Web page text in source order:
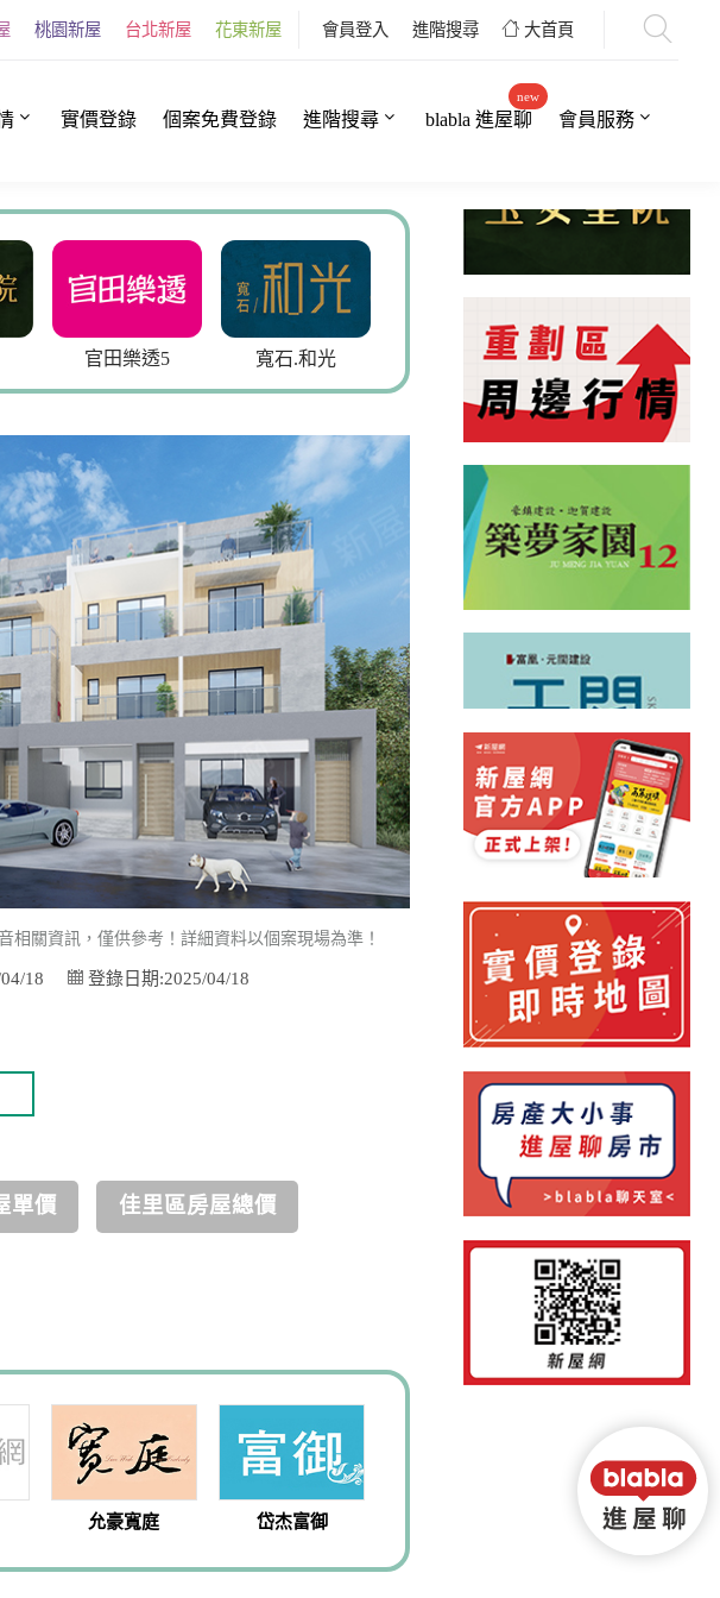
桃園新屋 台北新屋 花東新屋 會員登入 進階搜尋 大首頁
實價登錄 個案免費登錄 進階搜尋 blabla 進屋聊
new
會員服務
樂透5 寬石.和光 青石居3 崇品VIP 富築新
相關資訊，僅供參考！詳細資料以個案現場為準！
04/18 登錄日期:2025/04/18
單價 佳里區房屋總價
允豪寬庭 岱杰富御